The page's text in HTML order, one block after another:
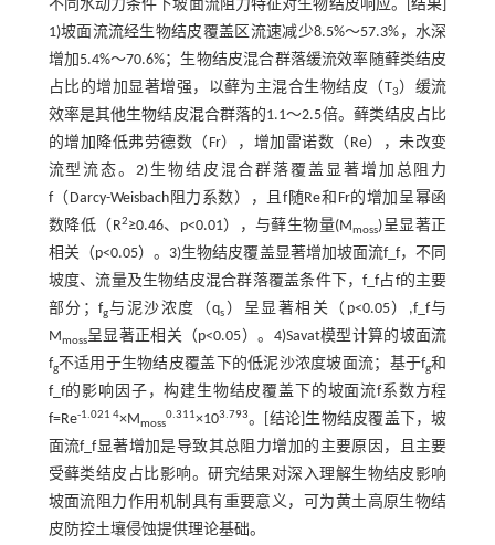
不同水动力条件下坡面流阻力特征对生物结皮响应。[结果]
1)坡面流流经生物结皮覆盖区流速减少8.5%～57.3%，水深
增加5.4%～70.6%；生物结皮混合群落缓流效率随藓类结皮
占比的增加显著增强，以藓为主混合生物结皮（T3）缓流
效率是其他生物结皮混合群落的1.1～2.5倍。藓类结皮占比
的增加降低弗劳德数（Fr），增加雷诺数（Re），未改变
流型流态。2)生物结皮混合群落覆盖显著增加总阻力
f（Darcy-Weisbach阻力系数），且f随Re和Fr的增加呈幂函
数降低（R2≥0.46、p<0.01），与藓生物量(Mmoss)呈显著正
相关（p<0.05）。3)生物结皮覆盖显著增加坡面流f_f，不同
坡度、流量及生物结皮混合群落覆盖条件下，f_f占f的主要
部分；fg与泥沙浓度（qs ）呈显著相关（p<0.05）,f_f与
Mmoss呈显著正相关（p<0.05）。4)Savat模型计算的坡面流
fg不适用于生物结皮覆盖下的低泥沙浓度坡面流；基于fg和
f_f的影响因子，构建生物结皮覆盖下的坡面流f系数方程
f=Re-1.021 4×Mmoss
0.311×103.793。[结论]生物结皮覆盖下，坡
面流f_f显著增加是导致其总阻力增加的主要原因，且主要
受藓类结皮占比影响。研究结果对深入理解生物结皮影响
坡面流阻力作用机制具有重要意义，可为黄土高原生物结
皮防控土壤侵蚀提供理论基础。